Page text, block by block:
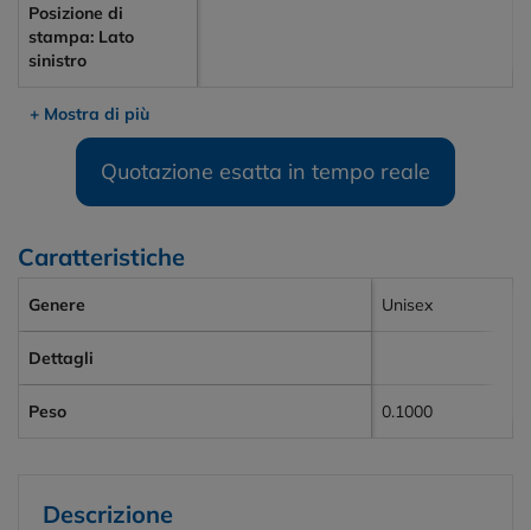
Posizione di
stampa: Lato
sinistro
+ Mostra di più
Quotazione esatta in tempo reale
Caratteristiche
Genere Unisex
Dettagli
Peso 0.1000
Descrizione